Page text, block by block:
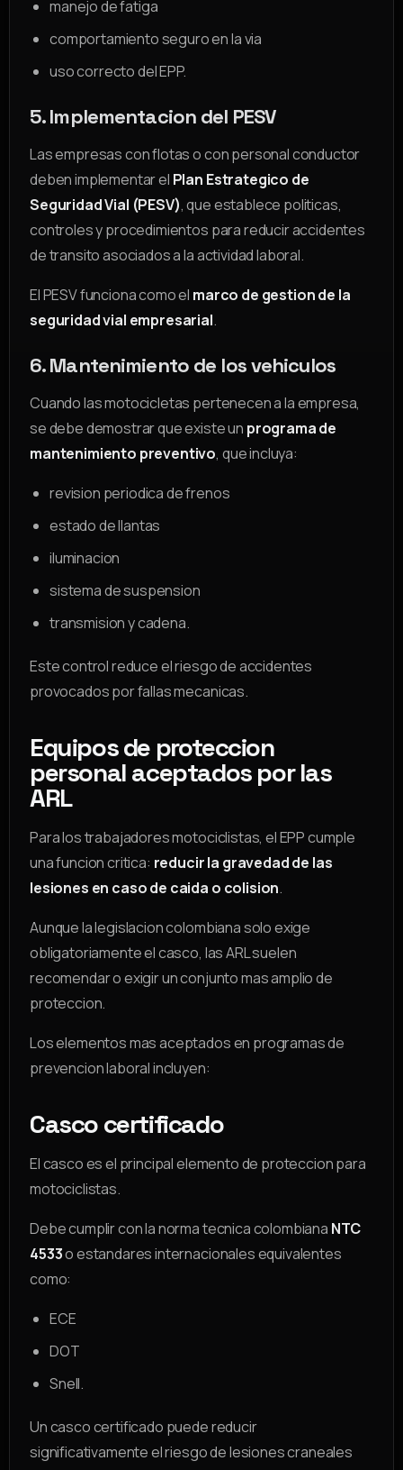
manejo de fatiga
comportamiento seguro en la via
uso correcto del EPP.
5. Implementacion del PESV
Las empresas con flotas o con personal conductor
deben implementar el Plan Estrategico de
Seguridad Vial (PESV), que establece politicas,
controles y procedimientos para reducir accidentes
de transito asociados a la actividad laboral.
El PESV funciona como el marco de gestion de la
seguridad vial empresarial.
6. Mantenimiento de los vehiculos
Cuando las motocicletas pertenecen a la empresa,
se debe demostrar que existe un programa de
mantenimiento preventivo, que incluya:
revision periodica de frenos
estado de llantas
iluminacion
sistema de suspension
transmision y cadena.
Este control reduce el riesgo de accidentes
provocados por fallas mecanicas.
Equipos de proteccion
personal aceptados por las
ARL
Para los trabajadores motociclistas, el EPP cumple
una funcion critica: reducir la gravedad de las
lesiones en caso de caida o colision.
Aunque la legislacion colombiana solo exige
obligatoriamente el casco, las ARL suelen
recomendar o exigir un conjunto mas amplio de
proteccion.
Los elementos mas aceptados en programas de
prevencion laboral incluyen:
Casco certificado
El casco es el principal elemento de proteccion para
motociclistas.
Debe cumplir con la norma tecnica colombiana NTC
4533o estandares internacionales equivalentes
como:
ECE
DOT
Snell.
Un casco certificado puede reducir
significativamente el riesgo de lesiones craneales